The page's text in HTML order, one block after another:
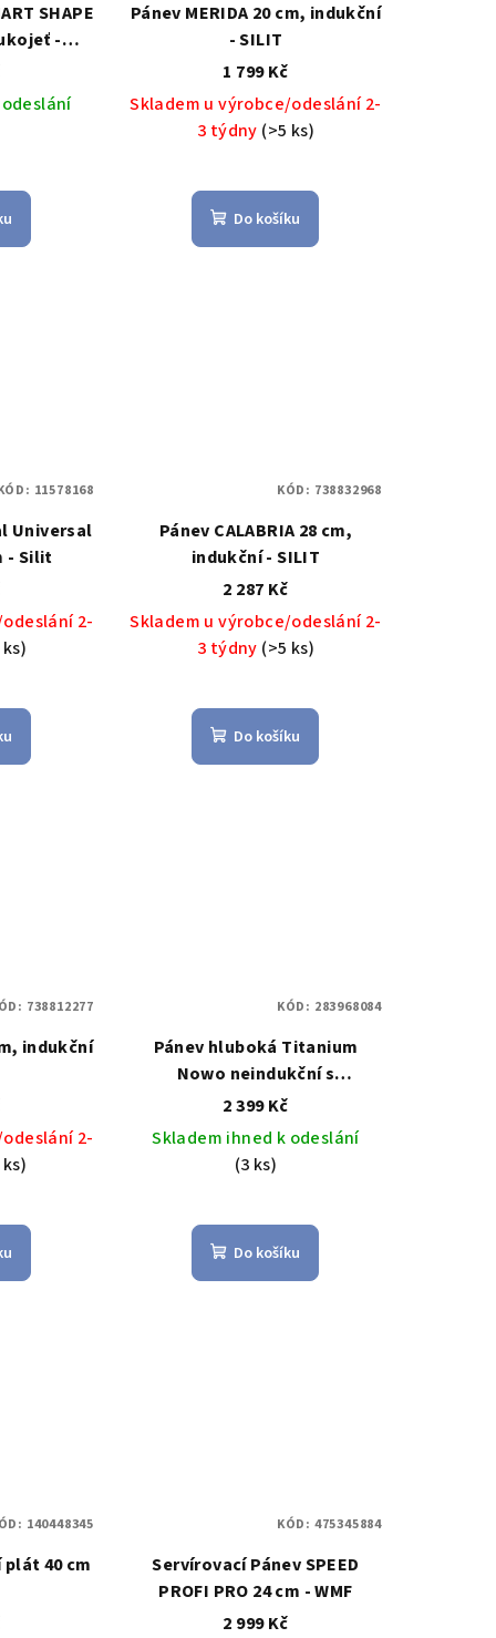
PRO, Eucalyptus zelená - WMF
SHAPE
-
SMART
-
Pánev MERIDA 20 cm, indukční
- SILIT
1 799 Kč
Skladem u výrobce/odeslání 2-
3 týdny (>5 ks)
Do košíku
Universal
- Silit
2-
11578168
Pánev CALABRIA 28 cm,
indukční - SILIT
2 287 Kč
Skladem u výrobce/odeslání 2-
3 týdny (>5 ks)
Do košíku
KÓD: 738832968
indukční
2-
738812277
Pánev hluboká Titanium
Nowo neindukční s
odnímatelnou rukojetí 28 x 28
cm - WOLL
2 399 Kč
Skladem ihned k odeslání
(3 ks)
Do košíku
KÓD: 283968084
40 cm
140448345
Servírovací Pánev SPEED
PROFI PRO 24 cm - WMF
2 999 Kč
KÓD: 475345884